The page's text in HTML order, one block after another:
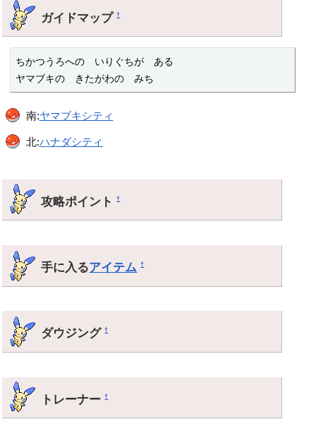
ガイドマップ†
ちかつうろへの　いりぐちが　ある
ヤマブキの　きたがわの　みち
南:ヤマブキシティ
北:ハナダシティ
攻略ポイント†
手に入るアイテム †
ダウジング†
トレーナー†